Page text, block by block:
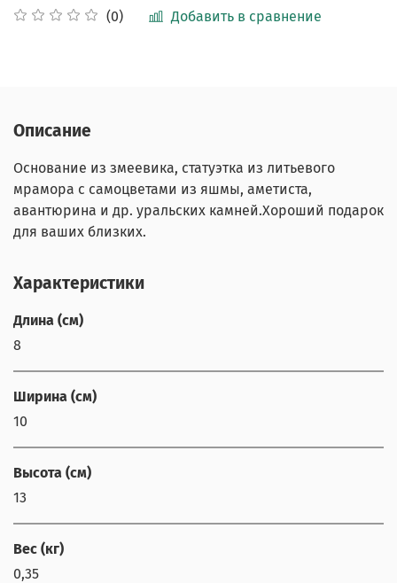
(0) Добавить в сравнение
Описание
Основание из змеевика, статуэтка из литьевого
мрамора с самоцветами из яшмы, аметиста,
авантюрина и др. уральских камней.Хороший подарок
для ваших близких.
Характеристики
Длина (см)
8
Ширина (см)
10
Высота (см)
13
Вес (кг)
0,35